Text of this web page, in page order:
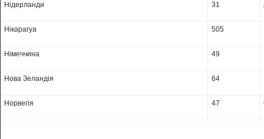
Нідерланди 31
Нікарагуа 505
Німеччина 49
Нова Зеландія 64
Норвегія 47